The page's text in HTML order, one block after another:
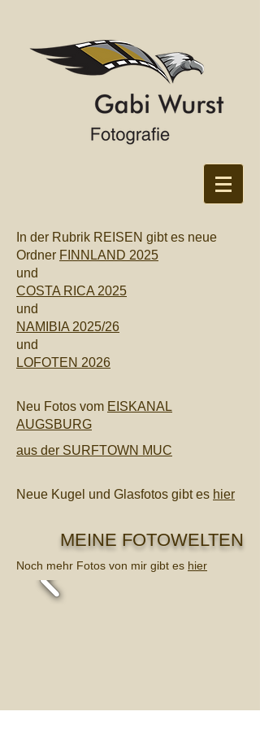
In der Rubrik REISEN gibt es neue
Ordner FINNLAND 2025
und
COSTA RICA 2025
und
NAMIBIA 2025/26
und
LOFOTEN 2026
Neu Fotos vom EISKANAL
AUGSBURG
aus der SURFTOWN MUC
Neue Kugel und Glasfotos gibt es hier
MEINE FOTOWELTEN
Noch mehr Fotos von mir gibt es hier